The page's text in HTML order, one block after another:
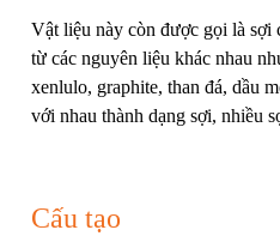
Vật liệu này còn được gọi là sợi
từ các nguyên liệu khác nhau
xenlulo, graphite, than đá, dầu
với nhau thành dạng sợi, nhiều
Cấu tạo